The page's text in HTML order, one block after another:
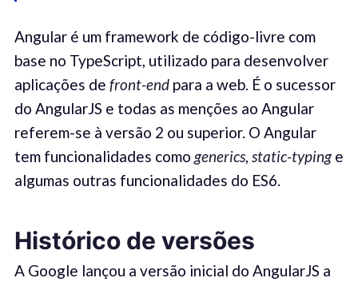
Angular é um framework de código-livre com
base no TypeScript, utilizado para desenvolver
aplicações de front-endpara a web. É o sucessor
do AngularJS e todas as menções ao Angular
referem-se à versão 2 ou superior. O Angular
tem funcionalidades como generics, static-typinge
algumas outras funcionalidades do ES6.
Histórico de versões
A Google lançou a versão inicial do AngularJS a